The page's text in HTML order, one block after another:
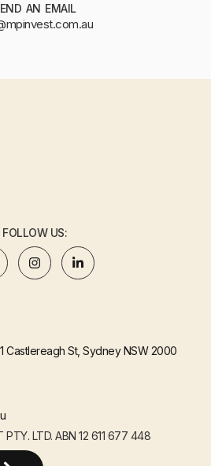
AN EMAIL
FOLLOW US:
Castlereagh St, Sydney NSW 2000
LTD. ABN 12 611 677 448